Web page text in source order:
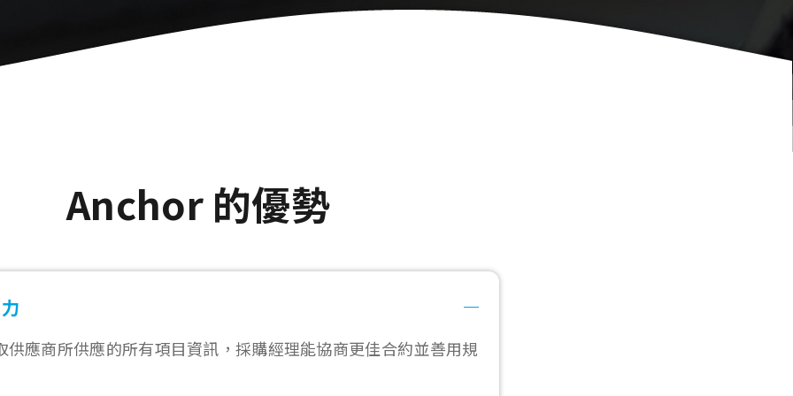
Anchor 的優勢
供應商所供應的所有項目資訊，採購經理能協商更佳合約並善用規